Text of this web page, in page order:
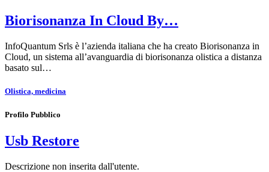
Biorisonanza In Cloud By…
InfoQuantum Srls è l’azienda italiana che ha creato Biorisonanza in
Cloud, un sistema all’avanguardia di biorisonanza olistica a distanza
basato sul…
Olistica, medicina
Profilo Pubblico
Usb Restore
Descrizione non inserita dall'utente.